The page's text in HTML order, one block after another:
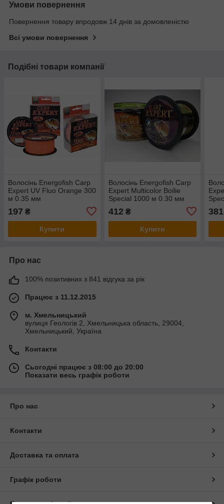
Умови повернення
Повернення товару впродовж 14 днів за домовленістю
Всі умови повернення
Подібні товари компанії
Волосінь Energofish Carp
Expert UV Fluo Orange 300
м 0.35 мм
197 ₴
Купити
Волосінь Energofish Carp
Expert Multicolor Boilie
Special 1000 м 0.30 мм
412 ₴
Купити
381
Про нас
100% позитивних з 841 відгука за рік
Працює з 11.12.2015
м. Хмельницький
вулиця Геологів 2, Хмельницька область, 29004,
Хмельницький, Україна
Контакти
Сьогодні працює з 08:00 до 20:00
Показати весь графік роботи
Про нас
Контакти
Доставка та оплата
Графік роботи